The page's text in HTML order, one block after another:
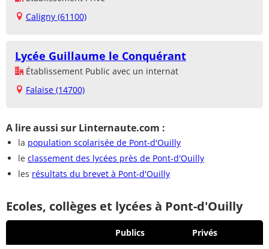
Caligny (61100)
Lycée Guillaume le Conquérant
Établissement Public avec un internat
Falaise (14700)
A lire aussi sur Linternaute.com :
la population scolarisée de Pont-d'Ouilly
le classement des lycées près de Pont-d'Ouilly
les résultats du brevet à Pont-d'Ouilly
Ecoles, collèges et lycées à Pont-d'Ouilly
Publics Privés